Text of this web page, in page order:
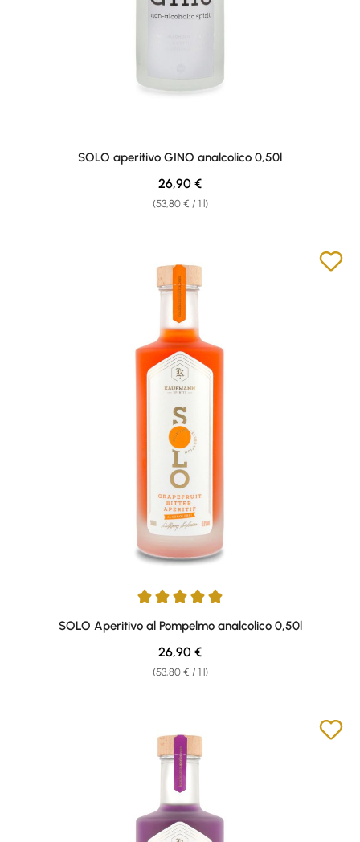
SOLO aperitivo GINO analcolico 0,50l
(53,80 € / 1 l)
Regular price:
26,90 €
Average rating of 5 out of 5 stars
SOLO Aperitivo al Pompelmo analcolico 0,50l
(53,80 € / 1 l)
Regular price:
26,90 €